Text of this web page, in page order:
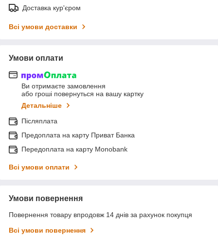
Доставка кур'єром
Всі умови доставки
Умови оплати
Ви отримаєте замовлення
або гроші повернуться на вашу картку
Детальніше
Післяплата
Предоплата на карту Приват Банка
Передоплата на карту Monobank
Всі умови оплати
Умови повернення
Повернення товару впродовж 14 днів за рахунок покупця
Всі умови повернення